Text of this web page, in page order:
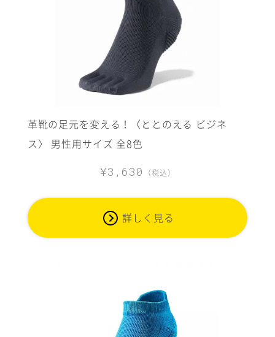
革靴の足元を変える！〈ととのえる ビジネ
ス〉 男性用サイズ 全8色
¥3,630
（税込）
詳しく見る